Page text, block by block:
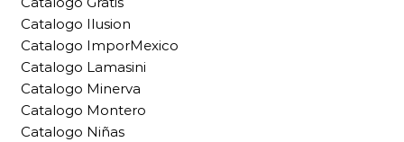
Catalogo Ilusion
Catalogo ImporMexico
Catalogo Lamasini
Catalogo Minerva
Catalogo Montero
Catalogo Niñas